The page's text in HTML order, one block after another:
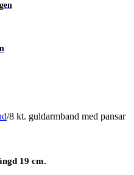
/8 kt. guldarmband med pansar
19 cm.